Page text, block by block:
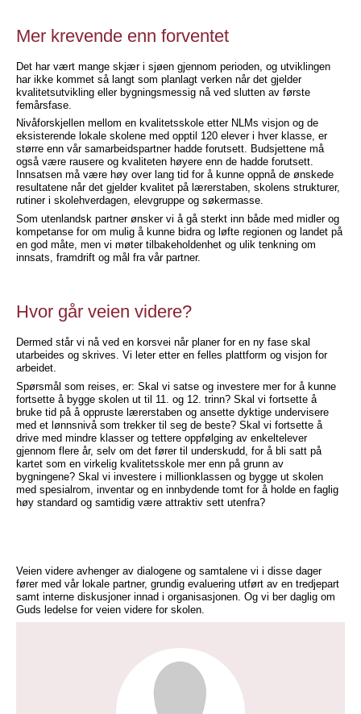
Mer krevende enn forventet
Det har vært mange skjær i sjøen gjennom perioden, og utviklingen
har ikke kommet så langt som planlagt verken når det gjelder
kvalitetsutvikling eller bygningsmessig nå ved slutten av første
femårsfase.
Nivåforskjellen mellom en kvalitetsskole etter NLMs visjon og de
eksisterende lokale skolene med opptil 120 elever i hver klasse, er
større enn vår samarbeidspartner hadde forutsett. Budsjettene må
også være rausere og kvaliteten høyere enn de hadde forutsett.
Innsatsen må være høy over lang tid for å kunne oppnå de ønskede
resultatene når det gjelder kvalitet på lærerstaben, skolens strukturer,
rutiner i skolehverdagen, elevgruppe og søkermasse.
Som utenlandsk partner ønsker vi å gå sterkt inn både med midler og
kompetanse for om mulig å kunne bidra og løfte regionen og landet på
en god måte, men vi møter tilbakeholdenhet og ulik tenkning om
innsats, framdrift og mål fra vår partner.
Hvor går veien videre?
Dermed står vi nå ved en korsvei når planer for en ny fase skal
utarbeides og skrives. Vi leter etter en felles plattform og visjon for
arbeidet.
Spørsmål som reises, er: Skal vi satse og investere mer for å kunne
fortsette å bygge skolen ut til 11. og 12. trinn? Skal vi fortsette å
bruke tid på å oppruste lærerstaben og ansette dyktige undervisere
med et lønnsnivå som trekker til seg de beste? Skal vi fortsette å
drive med mindre klasser og tettere oppfølging av enkeltelever
gjennom flere år, selv om det fører til underskudd, for å bli satt på
kartet som en virkelig kvalitetsskole mer enn på grunn av
bygningene? Skal vi investere i millionklassen og bygge ut skolen
med spesialrom, inventar og en innbydende tomt for å holde en faglig
høy standard og samtidig være attraktiv sett utenfra?
Veien videre avhenger av dialogene og samtalene vi i disse dager
fører med vår lokale partner, grundig evaluering utført av en tredjepart
samt interne diskusjoner innad i organisasjonen. Og vi ber daglig om
Guds ledelse for veien videre for skolen.